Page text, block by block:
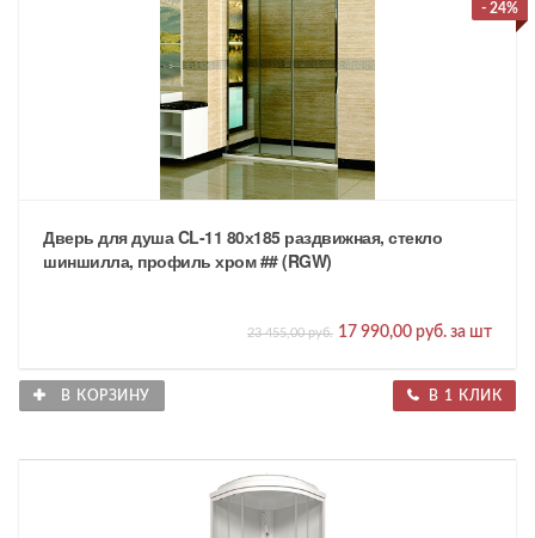
- 24%
Дверь для душа CL-11 80х185 раздвижная, стекло
шиншилла, профиль хром ## (RGW)
23 455,00 руб. 17 990,00 руб. за шт
В КОРЗИНУ В 1 КЛИК